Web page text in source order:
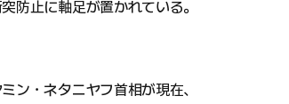
防止に軸足が置かれている。
ン・ネタニヤフ首相が現在、